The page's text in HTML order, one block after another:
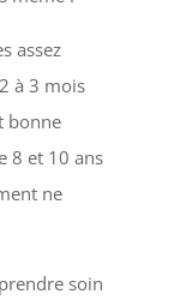
assez
à 3 mois
bonne
8 et 10 ans
ne
soin